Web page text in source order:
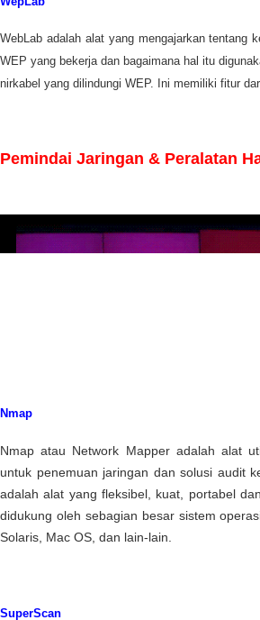
WebLab adalah alat yang mengajarkan tentang
WEP yang bekerja dan bagaimana hal itu
nirkabel yang dilindungi WEP. Ini memiliki fitur
Pemindai Jaringan & Peralatan
Nmap
Nmap atau Network Mapper adalah alat
untuk penemuan jaringan dan solusi audit
adalah alat yang fleksibel, kuat, portabel
didukung oleh sebagian besar sistem
Solaris, Mac OS, dan lain-lain.
SuperScan